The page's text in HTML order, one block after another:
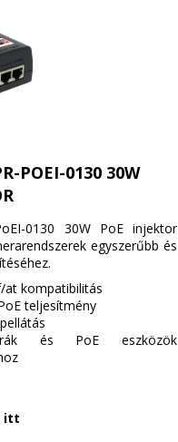
POEI-0130 30W
0130 30W PoE injektor
egyszerűbb és
at kompatibilitás
teljesítmény
és PoE eszközök
itt